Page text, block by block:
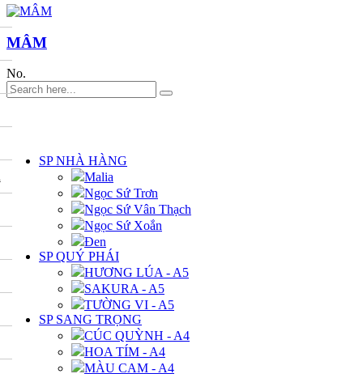
MÂM
No.
SP NHÀ HÀNG
Malia
Ngọc Sứ Trơn
Ngọc Sứ Vân Thạch
Ngọc Sứ Xoắn
Đen
SP QUÝ PHÁI
HƯƠNG LÚA - A5
SAKURA - A5
TƯỜNG VI - A5
SP SANG TRỌNG
CÚC QUỲNH - A4
HOA TÍM - A4
MÀU CAM - A4